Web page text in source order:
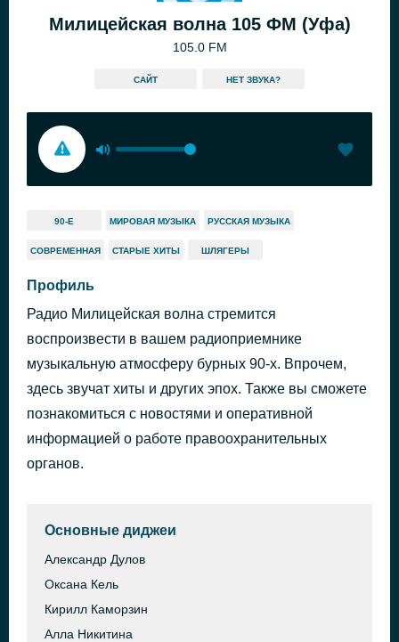
Милицейская волна 105 ФМ (Уфа)
105.0 FM
САЙТ HЕТ ЗВУКА?
90-Е МИРОВАЯ МУЗЫКА РУССКАЯ МУЗЫКА
СОВРЕМЕННАЯ СТАРЫЕ ХИТЫ ШЛЯГЕРЫ
Профиль
Радио Милицейская волна стремится
воспроизвести в вашем радиоприемнике
музыкальную атмосферу бурных 90-х. Впрочем,
здесь звучат хиты и других эпох. Также вы сможете
познакомиться с новостями и оперативной
информацией о работе правоохранительных
органов.
Основные диджеи
Александр Дулов
Оксана Кель
Кирилл Каморзин
Алла Никитина